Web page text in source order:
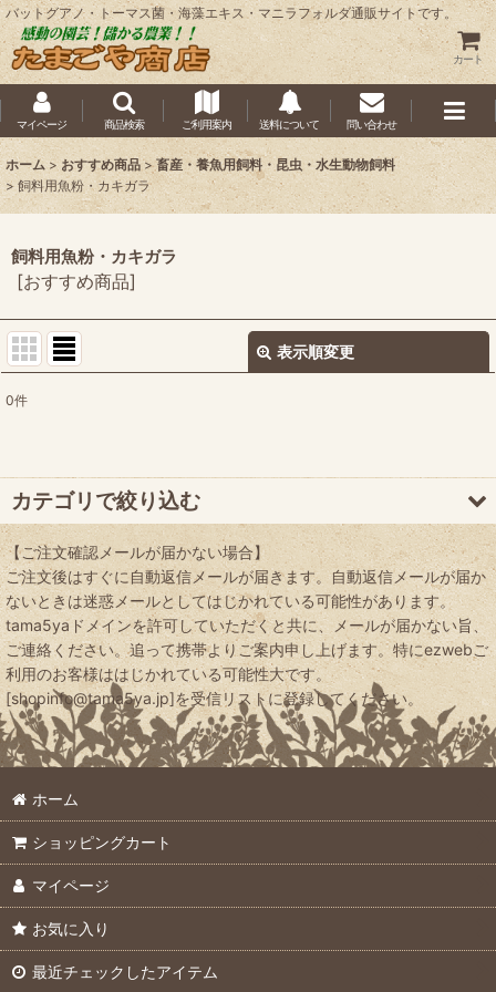
バットグアノ・トーマス菌・海藻エキス・マニラフォルダ通販サイトです。
カート
マイページ 商品検索 ご利用案内 送料について 問い合わせ
ホーム > おすすめ商品 > 畜産・養魚用飼料・昆虫・水生動物飼料
> 飼料用魚粉・カキガラ
飼料用魚粉・カキガラ
[おすすめ商品]
表示順変更
並び順:
絞り込む
0件
カテゴリで絞り込む
畜産・養魚用飼料・昆虫・水生動物飼料 (全商品)
海藻粉末
キトサン・グルコサミン・乳酸菌
穀類飼料
飼料用魚粉・カキガラ
昆虫用飼料・栄養剤
【ご注文確認メールが届かない場合】
ご注文後はすぐに自動返信メールが届きます。自動返信メールが届か
ないときは迷惑メールとしてはじかれている可能性があります。
tama5yaドメインを許可していただくと共に、メールが届かない旨、
ご連絡ください。追って携帯よりご案内申し上げます。特にezwebご
利用のお客様ははじかれている可能性大です。
[shopinfo@tama5ya.jp]を受信リストに登録してください。
ホーム
ショッピングカート
マイページ
お気に入り
最近チェックしたアイテム